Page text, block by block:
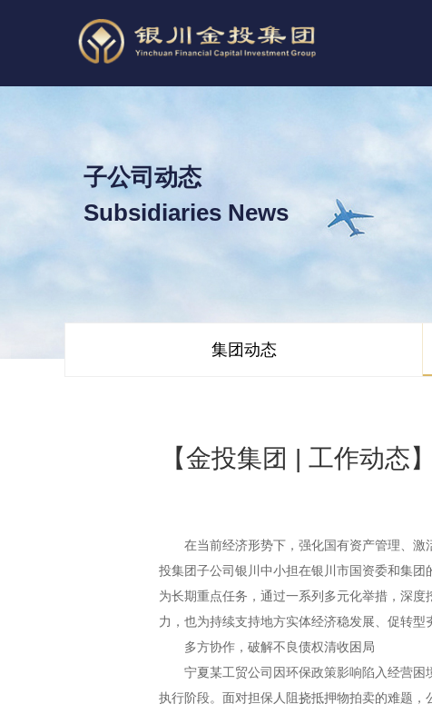
子公司动态
Subsidiaries News
集团动态
【金投集团 | 工作动
在当前经济形势下，强化国有资产管理、
投集团子公司银川中小担在银川市国资委和集
为长期重点任务，通过一系列多元化举措，深
力，也为持续支持地方实体经济稳发展、促转型
多方协作，破解不良债权清收困局
宁夏某工贸公司因环保政策影响陷入经营
执行阶段。面对担保人阻挠抵押物拍卖的难题